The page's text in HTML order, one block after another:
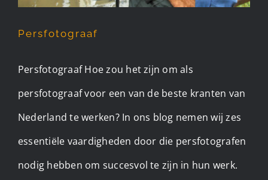
Persfotograaf
Persfotograaf Hoe zou het zijn om als
persfotograaf voor een van de beste kranten van
Nederland te werken? In ons blog nemen wij zes
essentiële vaardigheden door die persfotografen
nodig hebben om succesvol te zijn in hun werk.